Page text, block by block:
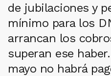
de jubilaciones y
mínimo para los
arrancan los
superan ese
mayo no habrá